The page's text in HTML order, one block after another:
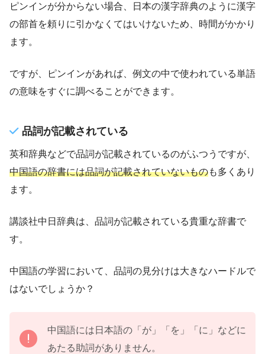
ピンインが分からない場合、日本の漢字辞典のように漢字
の部首を頼りに引かなくてはいけないため、時間がかかり
ます。
ですが、ピンインがあれば、例文の中で使われている単語
の意味をすぐに調べることができます。
品詞が記載されている
英和辞典などで品詞が記載されているのがふつうですが、
中国語の辞書には品詞が記載されていないものも多くあり
ます。
講談社中日辞典は、品詞が記載されている貴重な辞書で
す。
中国語の学習において、品詞の見分けは大きなハードルで
はないでしょうか？
中国語には日本語の「が」「を」「に」などに
あたる助詞がありません。